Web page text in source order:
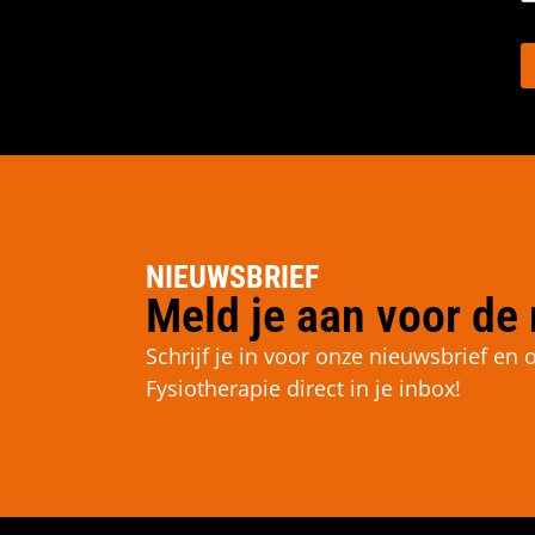
NIEUWSBRIEF
Meld je aan voor
Schrijf je in voor onze nieuwsbrief en
Fysiotherapie direct in je inbox!